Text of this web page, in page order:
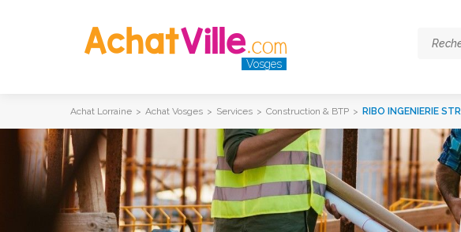
Vosges
Achat Lorraine > Achat Vosges > Services > Construction & BTP > RIBO INGENIERIE